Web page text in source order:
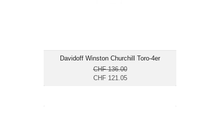
Davidoff Winston Churchill Toro-4er
CHF 136.00
CHF 121.05